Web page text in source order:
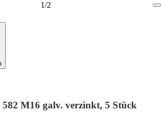
1/2
M16 galv. verzinkt, 5 Stück